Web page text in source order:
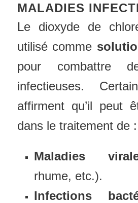
MALADIES
Le dioxyde de
utilisé comme
pour combattre
infectieuses.
affirment qu’il peut
dans le traitement de :
Maladies
rhume, etc.).
Infections